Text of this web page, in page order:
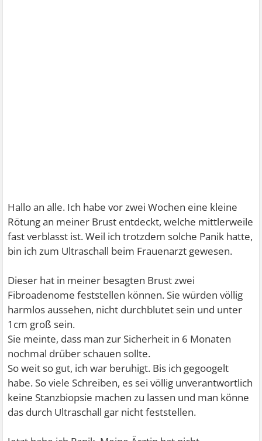
Hallo an alle. Ich habe vor zwei Wochen eine kleine
Rötung an meiner Brust entdeckt, welche mittlerweile
fast verblasst ist. Weil ich trotzdem solche Panik hatte,
bin ich zum Ultraschall beim Frauenarzt gewesen.
Dieser hat in meiner besagten Brust zwei
Fibroadenome feststellen können. Sie würden völlig
harmlos aussehen, nicht durchblutet sein und unter
1cm groß sein.
Sie meinte, dass man zur Sicherheit in 6 Monaten
nochmal drüber schauen sollte.
So weit so gut, ich war beruhigt. Bis ich gegoogelt
habe. So viele Schreiben, es sei völlig unverantwortlich
keine Stanzbiopsie machen zu lassen und man könne
das durch Ultraschall gar nicht feststellen.